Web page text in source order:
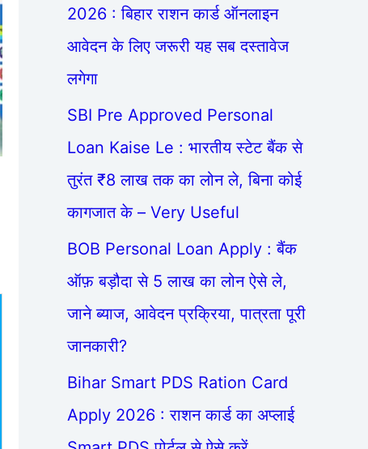
2026 : बिहार राशन कार्ड ऑनलाइन
आवेदन के लिए जरूरी यह सब दस्तावेज
लगेगा
SBI Pre Approved Personal
Loan Kaise Le : भारतीय स्टेट बैंक से
तुरंत ₹8 लाख तक का लोन ले, बिना कोई
कागजात के – Very Useful
BOB Personal Loan Apply : बैंक
ऑफ़ बड़ौदा से 5 लाख का लोन ऐसे ले,
जाने ब्याज, आवेदन प्रक्रिया, पात्रता पूरी
जानकारी?
Bihar Smart PDS Ration Card
Apply 2026 : राशन कार्ड का अप्लाई